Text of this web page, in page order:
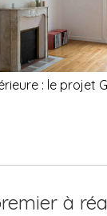
: le projet
à